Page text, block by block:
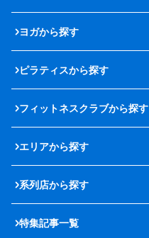
ヨガから探す
ピラティスから探す
フィットネスクラブから探す
エリアから探す
系列店から探す
特集記事一覧